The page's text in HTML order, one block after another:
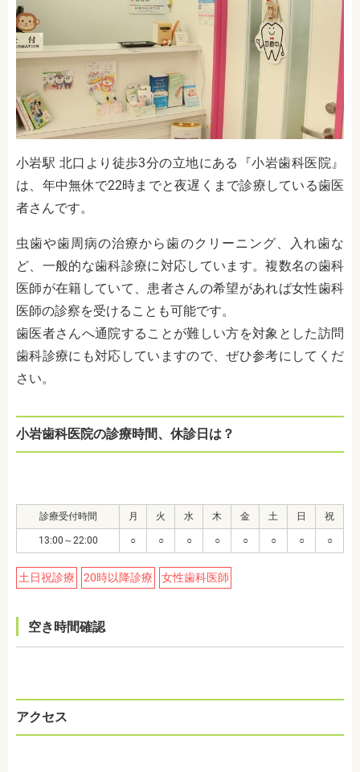
小岩駅 北口より徒歩3分の立地にある『小岩歯科医院』
は、年中無休で22時までと夜遅くまで診療している歯医
者さんです。
虫歯や歯周病の治療から歯のクリーニング、入れ歯な
ど、一般的な歯科診療に対応しています。複数名の歯科
医師が在籍していて、患者さんの希望があれば女性歯科
医師の診察を受けることも可能です。
歯医者さんへ通院することが難しい方を対象とした訪問
歯科診療にも対応していますので、ぜひ参考にしてくだ
さい。
小岩歯科医院の診療時間、休診日は？
診療受付時間 月 火 水 木 金 土 日 祝
13:00～22:00 ○ ○ ○ ○ ○ ○ ○ ○
土日祝診療 20時以降診療 女性歯科医師
空き時間確認
アクセス